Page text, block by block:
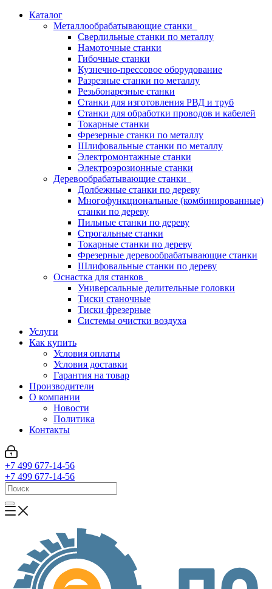
Каталог
Металлообрабатывающие станки
Сверлильные станки по металлу
Намоточные станки
Гибочные станки
Кузнечно-прессовое оборудование
Разрезные станки по металлу
Резьбонарезные станки
Станки для изготовления РВД и труб
Станки для обработки проводов и кабелей
Токарные станки
Фрезерные станки по металлу
Шлифовальные станки по металлу
Электромонтажные станки
Электроэрозионные станки
Деревообрабатывающие станки
Долбежные станки по дереву
Многофункциональные (комбинированные)
станки по дереву
Пильные станки по дереву
Строгальные станки
Токарные станки по дереву
Фрезерные деревообрабатывающие станки
Шлифовальные станки по дереву
Оснастка для станков
Универсальные делительные головки
Тиски станочные
Тиски фрезерные
Системы очистки воздуха
Услуги
Как купить
Условия оплаты
Условия доставки
Гарантия на товар
Производители
О компании
Новости
Политика
Контакты
+7 499 677-14-56
+7 499 677-14-56